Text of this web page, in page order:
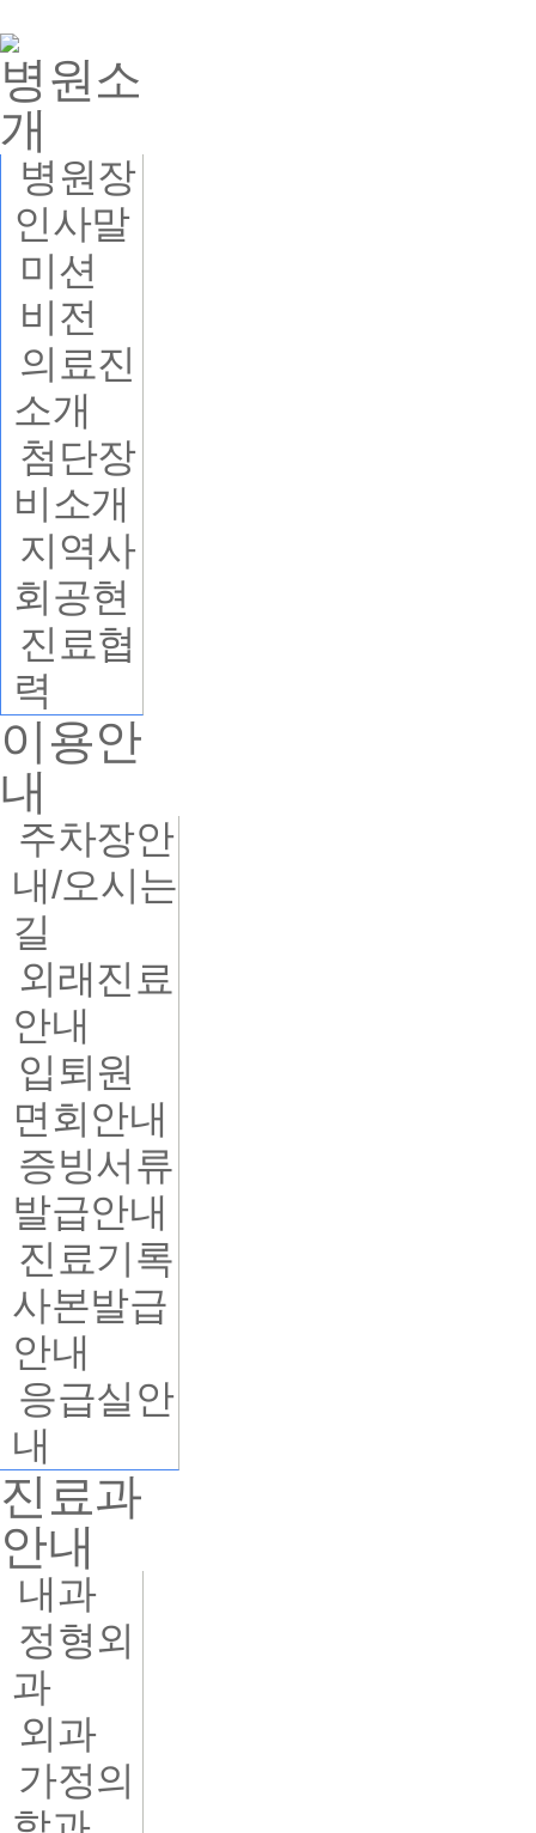
병원소
개
병원장
인사말
미션
비전
의료진
소개
첨단장
비소개
지역사
회공현
진료협
력
이용안
내
주차장안
내/오시는
길
외래진료
안내
입퇴원
면회안내
증빙서류
발급안내
진료기록
사본발급
안내
응급실안
내
진료과
안내
내과
정형외
과
외과
가정의